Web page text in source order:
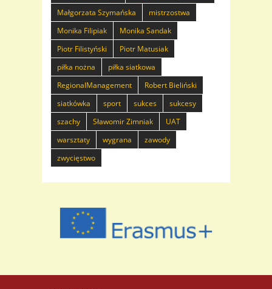
Małgorzata Szymańska
mistrzostwa
Monika Filipiak
Monika Sandak
Piotr Filistyński
Piotr Matusiak
piłka nożna
piłka siatkowa
RegionalManagement
Robert Bieliński
siatkówka
sport sukces
sukcesy
szachy
Sławomir Zimniak
UAT
warsztaty
wygrana
zawody
zwycięstwo